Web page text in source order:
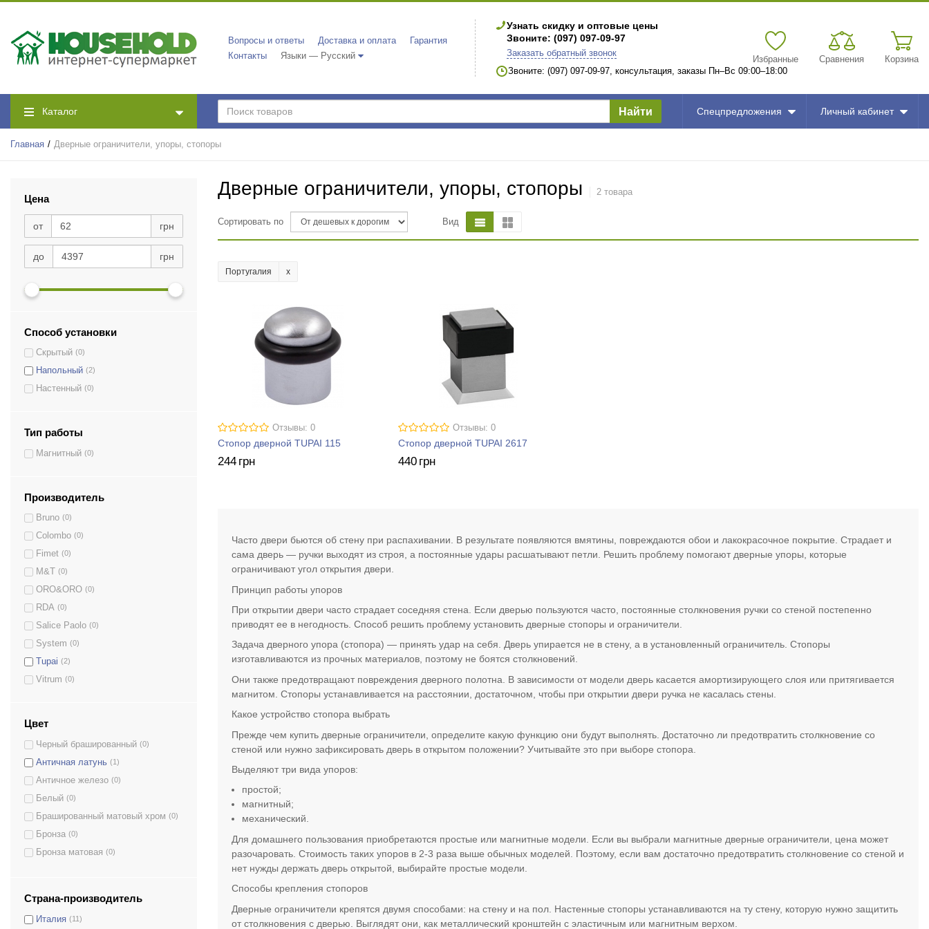
Вопросы и ответы Доставка и оплата
Гарантия
Контакты
Языки — Русский
Узнать скидку и оптовые цены
Звоните: (097) 097-09-97
Заказать обратный звонок
Звоните: (097) 097-09-97, консультация, заказы Пн–Вс 09:00–18:00
Избранные Сравнения Корзина
Каталог Найти Спецпредложения Личный кабинет
Главная Дверные ограничители, упоры, стопоры
Цена
от грн
до грн
Способ установки
Скрытый (0)
Напольный (2)
Настенный (0)
Тип работы
Магнитный (0)
Производитель
Bruno (0)
Colombo (0)
Fimet (0)
M&T (0)
ORO&ORO (0)
RDA (0)
Salice Paolo (0)
System (0)
Tupai (2)
Vitrum (0)
Цвет
Черный брашированный (0)
Античная латунь (1)
Античное железо (0)
Белый (0)
Брашированный матовый хром (0)
Бронза (0)
Бронза матовая (0)
Коричневый
Латунь матовая
Страна-производитель
Италия (11)
Дверные ограничители, упоры, стопоры 2 товара
Сортировать по Вид
Португалия
Отзывы: 0
Стопор дверной TUPAI 115
244 грн
Отзывы: 0
Стопор дверной TUPAI 2617
440 грн
Часто двери бьются об стену при распахивании. В результате появляются вмятины, повреждаются обои и лакокрасочное покрытие. Страдает и
сама дверь — ручки выходят из строя, а постоянные удары расшатывают петли. Решить проблему помогают дверные упоры, которые
ограничивают угол открытия двери.
Принцип работы упоров
При открытии двери часто страдает соседняя стена. Если дверью пользуются часто, постоянные столкновения ручки со стеной постепенно
приводят ее в негодность. Способ решить проблему установить дверные стопоры и ограничители.
Задача дверного упора (стопора) — принять удар на себя. Дверь упирается не в стену, а в установленный ограничитель. Стопоры
изготавливаются из прочных материалов, поэтому не боятся столкновений.
Они также предотвращают повреждения дверного полотна. В зависимости от модели дверь касается амортизирующего слоя или притягивается
магнитом. Стопоры устанавливается на расстоянии, достаточном, чтобы при открытии двери ручка не касалась стены.
Какое устройство стопора выбрать
Прежде чем купить дверные ограничители, определите какую функцию они будут выполнять. Достаточно ли предотвратить столкновение со
стеной или нужно зафиксировать дверь в открытом положении? Учитывайте это при выборе стопора.
Выделяют три вида упоров:
простой;
магнитный;
механический.
Для домашнего пользования приобретаются простые или магнитные модели. Если вы выбрали магнитные дверные ограничители, цена может
разочаровать. Стоимость таких упоров в 2-3 раза выше обычных моделей. Поэтому, если вам достаточно предотвратить столкновение со стеной и
нет нужды держать дверь открытой, выбирайте простые модели.
Способы крепления стопоров
Дверные ограничители крепятся двумя способами: на стену и на пол. Настенные стопоры устанавливаются на ту стену, которую нужно защитить
от столкновения с дверью. Выглядят они, как металлический кронштейн с эластичным или магнитным верхом.